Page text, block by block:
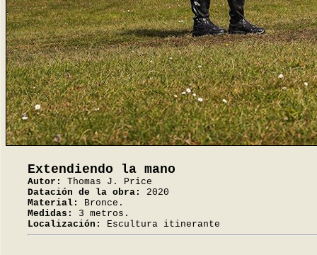
Extendiendo la mano
Autor:
Thomas J. Price
Datación de la obra:
2020
Material:
Bronce.
Medidas:
3 metros.
Localización:
Escultura itinerante